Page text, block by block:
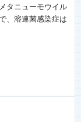
タニューモウイル
、溶連菌感染症は